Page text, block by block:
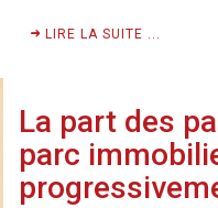
LIRE LA SUITE ...
La part des
parc